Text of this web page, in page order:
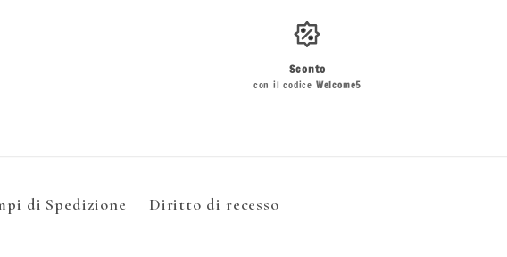
Sconto
con il codice Welcome5
di Spedizione Diritto di recesso